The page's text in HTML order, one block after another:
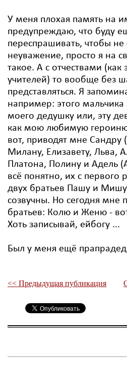
У меня плохая память на
предупреждаю, что буду
переспрашивать, чтобы
неуважение, просто я на
такое. А с отчествами (как
учителей) то вообще без
представляться. Я
например: этого мальчика
моего дедушку или, эту
как мою любимую
вот, приводят мне Сандру
Милану, Елизавету, Льва,
Платона, Полину и Адель
всё понятно, их с первого
двух братьев Пашу и
созвучны. Но сегодня мне
братьев: Колю и Женю -
Хоть записывай, ейбогу ...
Был у меня ещё
<< Предыдущая публикация